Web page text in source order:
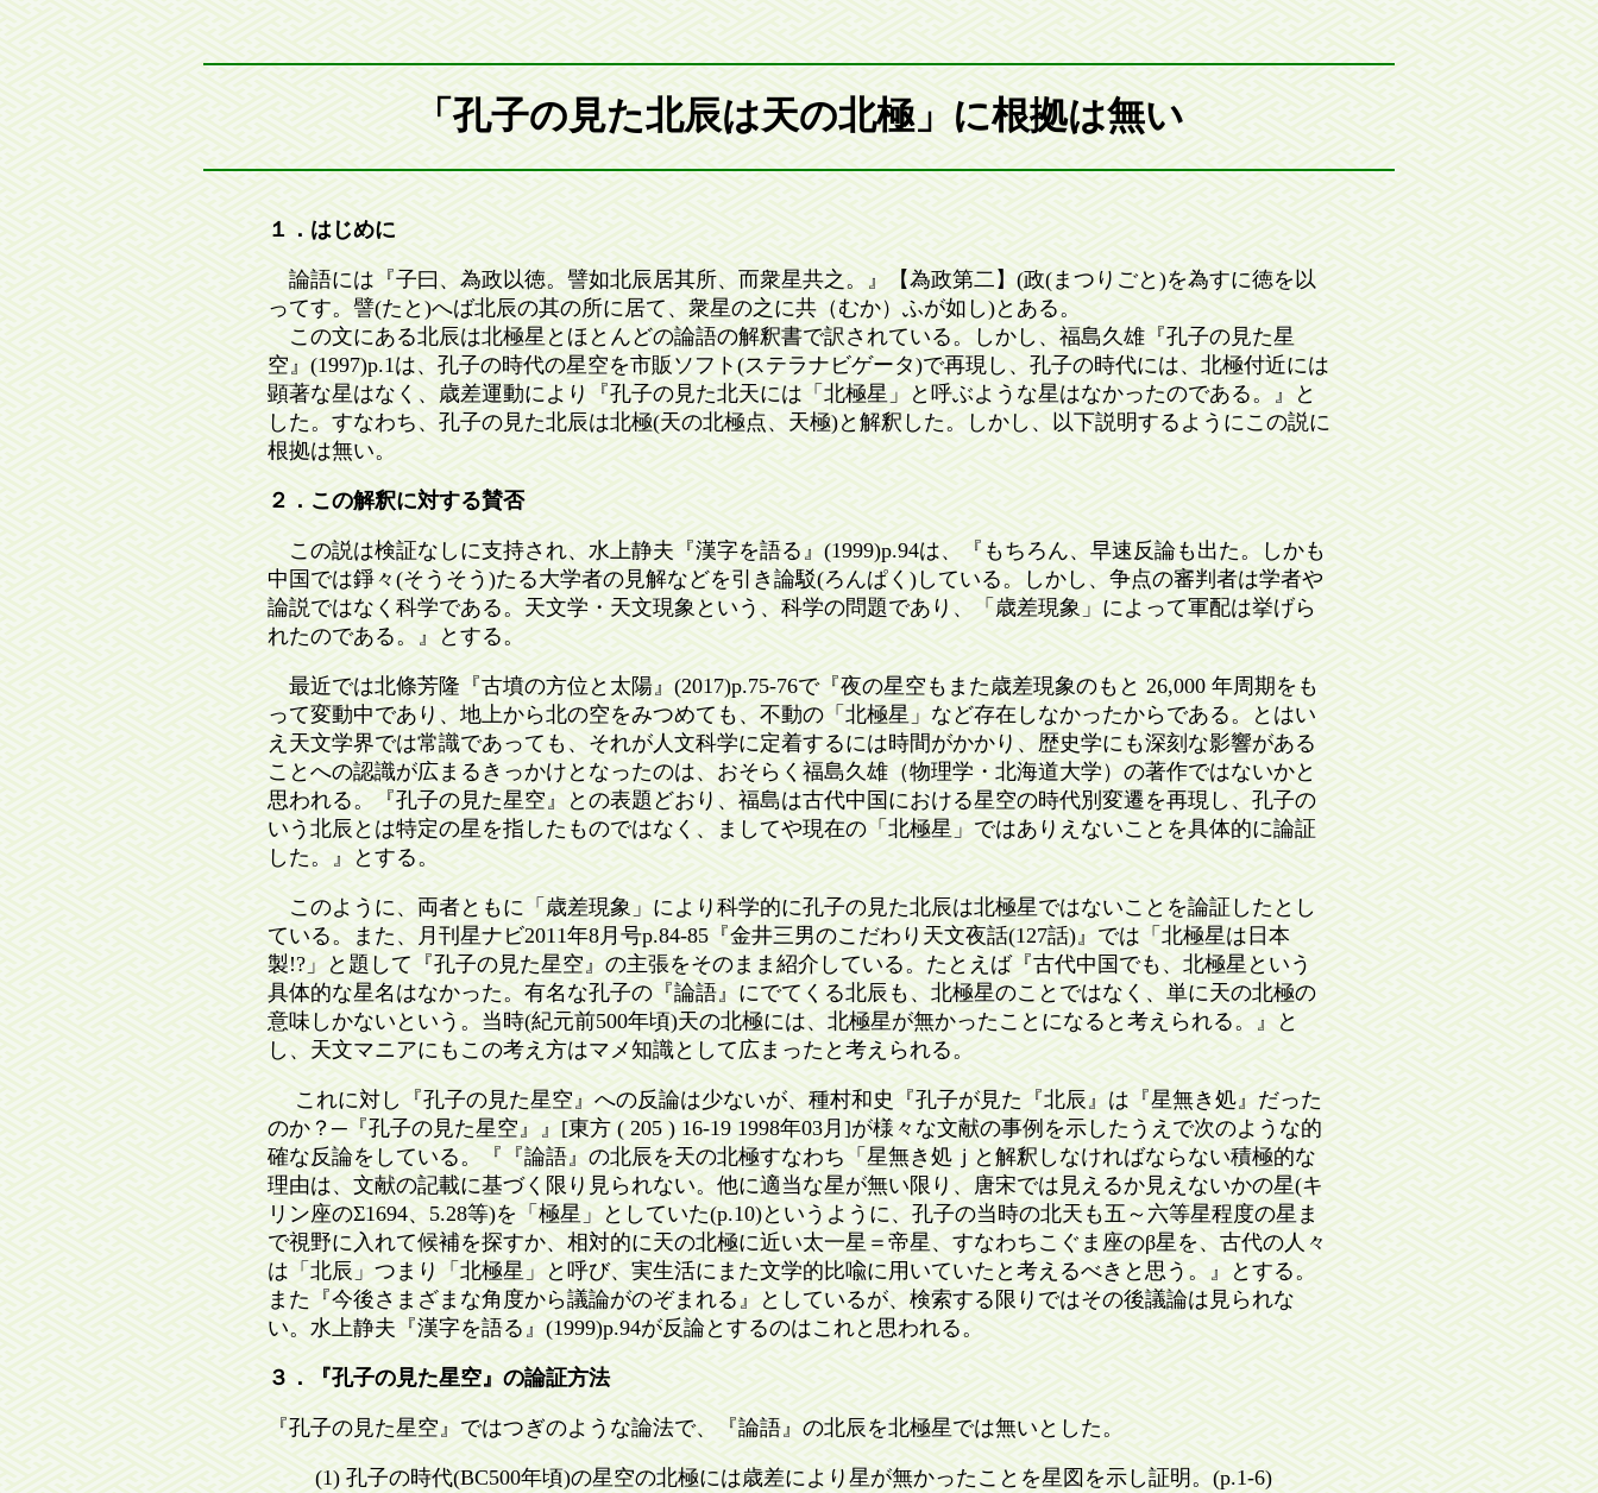
「孔子の見た北辰は天の北極」に根拠は無い
１．はじめに
論語には『子曰、為政以徳。譬如北辰居其所、而衆星共之。』【為政第二】(政(まつりごと)を為すに徳を以
ってす。譬(たと)へば北辰の其の所に居て、衆星の之に共（むか）ふが如し)とある。
この文にある北辰は北極星とほとんどの論語の解釈書で訳されている。しかし、福島久雄『孔子の見た星
空』(1997)p.1は、孔子の時代の星空を市販ソフト(ステラナビゲータ)で再現し、孔子の時代には、北極付近には
顕著な星はなく、歳差運動により『孔子の見た北天には「北極星」と呼ぶような星はなかったのである。』と
した。すなわち、孔子の見た北辰は北極(天の北極点、天極)と解釈した。しかし、以下説明するようにこの説に
根拠は無い。
２．この解釈に対する賛否
この説は検証なしに支持され、水上静夫『漢字を語る』(1999)p.94は、『もちろん、早速反論も出た。しかも
中国では錚々(そうそう)たる大学者の見解などを引き論駁(ろんぱく)している。しかし、争点の審判者は学者や
論説ではなく科学である。天文学・天文現象という、科学の問題であり、「歳差現象」によって軍配は挙げら
れたのである。』とする。
最近では北條芳隆『古墳の方位と太陽』(2017)p.75-76で『夜の星空もまた歳差現象のもと 26,000 年周期をも
って変動中であり、地上から北の空をみつめても、不動の「北極星」など存在しなかったからである。とはい
え天文学界では常識であっても、それが人文科学に定着するには時間がかかり、歴史学にも深刻な影響がある
ことへの認識が広まるきっかけとなったのは、おそらく福島久雄（物理学・北海道大学）の著作ではないかと
思われる。『孔子の見た星空』との表題どおり、福島は古代中国における星空の時代別変遷を再現し、孔子の
いう北辰とは特定の星を指したものではなく、ましてや現在の「北極星」ではありえないことを具体的に論証
した。』とする。
このように、両者ともに「歳差現象」により科学的に孔子の見た北辰は北極星ではないことを論証したとし
ている。また、月刊星ナビ2011年8月号p.84-85『金井三男のこだわり天文夜話(127話)』では「北極星は日本
製!?」と題して『孔子の見た星空』の主張をそのまま紹介している。たとえば『古代中国でも、北極星という
具体的な星名はなかった。有名な孔子の『論語』にでてくる北辰も、北極星のことではなく、単に天の北極の
意味しかないという。当時(紀元前500年頃)天の北極には、北極星が無かったことになると考えられる。』と
し、天文マニアにもこの考え方はマメ知識として広まったと考えられる。
これに対し『孔子の見た星空』への反論は少ないが、種村和史『孔子が見た『北辰』は『星無き処』だった
のか？─『孔子の見た星空』』[東方 ( 205 ) 16-19 1998年03月]が様々な文献の事例を示したうえで次のような的
確な反論をしている。『『論語』の北辰を天の北極すなわち「星無き処ｊと解釈しなければならない積極的な
理由は、文献の記載に基づく限り見られない。他に適当な星が無い限り、唐宋では見えるか見えないかの星(キ
リン座のΣ1694、5.28等)を「極星」としていた(p.10)というように、孔子の当時の北天も五～六等星程度の星ま
で視野に入れて候補を探すか、相対的に天の北極に近い太一星＝帝星、すなわちこぐま座のβ星を、古代の人々
は「北辰」つまり「北極星」と呼び、実生活にまた文学的比喩に用いていたと考えるべきと思う。』とする。
また『今後さまざまな角度から議論がのぞまれる』としているが、検索する限りではその後議論は見られな
い。水上静夫『漢字を語る』(1999)p.94が反論とするのはこれと思われる。
３．『孔子の見た星空』の論証方法
『孔子の見た星空』ではつぎのような論法で、『論語』の北辰を北極星では無いとした。
(1) 孔子の時代(BC500年頃)の星空の北極には歳差により星が無かったことを星図を示し証明。(p.1-6)